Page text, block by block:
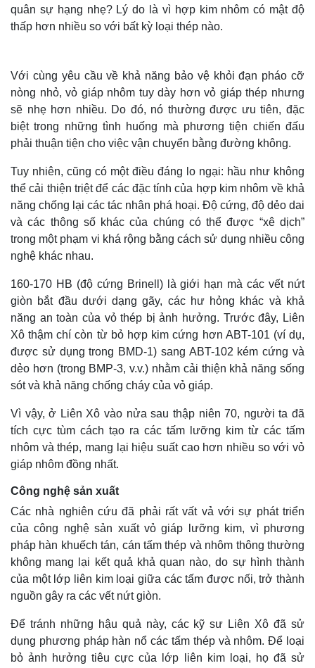
Thế giới
Quan sát
Cuộc sống đó đây
Multimedia
Video
Ảnh
Infographic
quân sự hạng nhẹ? Lý do là vì hợp kim nhôm có mật độ
thấp hơn nhiều so với bất kỳ loại thép nào.
Với cùng yêu cầu về khả năng bảo vệ khỏi đạn pháo cỡ
nòng nhỏ, vỏ giáp nhôm tuy dày hơn vỏ giáp thép nhưng
sẽ nhẹ hơn nhiều. Do đó, nó thường được ưu tiên, đặc
biệt trong những tình huống mà phương tiện chiến đấu
phải thuận tiện cho việc vận chuyển bằng đường không.
Tuy nhiên, cũng có một điều đáng lo ngại: hầu như không
thể cải thiện triệt để các đặc tính của hợp kim nhôm về khả
năng chống lại các tác nhân phá hoại. Độ cứng, độ dẻo dai
và các thông số khác của chúng có thể được “xê dịch”
trong một phạm vi khá rộng bằng cách sử dụng nhiều công
nghệ khác nhau.
160-170 HB (độ cứng Brinell) là giới hạn mà các vết nứt
giòn bắt đầu dưới dạng gãy, các hư hỏng khác và khả
năng an toàn của vỏ thép bị ảnh hưởng. Trước đây, Liên
Xô thậm chí còn từ bỏ hợp kim cứng hơn ABT-101 (ví dụ,
được sử dụng trong BMD-1) sang ABT-102 kém cứng và
dẻo hơn (trong BMP-3, v.v.) nhằm cải thiện khả năng sống
sót và khả năng chống cháy của vỏ giáp.
Vì vậy, ở Liên Xô vào nửa sau thập niên 70, người ta đã
tích cực tùm cách tạo ra các tấm lưỡng kim từ các tấm
nhôm và thép, mang lại hiệu suất cao hơn nhiều so với vỏ
giáp nhôm đồng nhất.
Công nghệ sản xuất
Các nhà nghiên cứu đã phải rất vất vả với sự phát triển
của công nghệ sản xuất vỏ giáp lưỡng kim, vì phương
pháp hàn khuếch tán, cán tấm thép và nhôm thông thường
không mang lại kết quả khả quan nào, do sự hình thành
của một lớp liên kim loại giữa các tấm được nối, trở thành
nguồn gây ra các vết nứt giòn.
Để tránh những hậu quả này, các kỹ sư Liên Xô đã sử
dụng phương pháp hàn nổ các tấm thép và nhôm. Để loại
bỏ ảnh hưởng tiêu cực của lớp liên kim loại, họ đã sử